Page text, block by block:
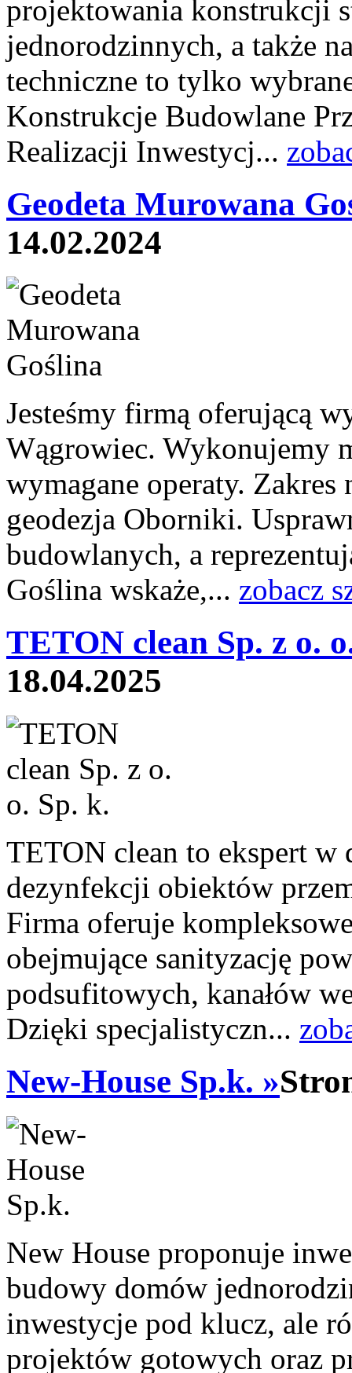
projektowania konstrukcji
jednorodzinnych, a także
techniczne to tylko
Konstrukcje Budowlane
Realizacji Inwestycj...
Geodeta Murowana
14.02.2024
Jesteśmy firmą oferującą
Wągrowiec. Wykonujemy
wymagane operaty. Zakres
geodezja Oborniki.
budowlanych, a
Goślina wskaże,... zobacz
TETON clean Sp. z o.
18.04.2025
TETON clean to ekspert w
dezynfekcji obiektów
Firma oferuje
obejmujące sanityzację
podsufitowych, kanałów
Dzięki specjalistyczn...
New-House Sp.k. »
New House proponuje
budowy domów
inwestycje pod klucz, ale
projektów gotowych oraz